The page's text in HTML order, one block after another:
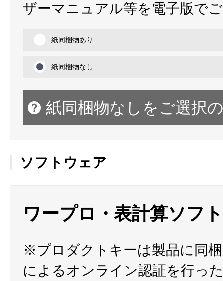
ザーマニュアル等を電子版で
紙同梱物あり
紙同梱物なし
紙同梱物なしをご選択
ソフトウェア
ワープロ・表計算ソフ
※プロダクトキーは製品に同
によるオンライン認証を行っ